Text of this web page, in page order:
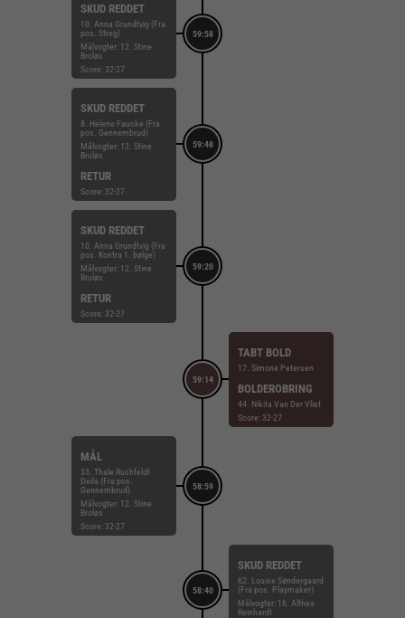
59:58
SKUD REDDET
10. Anna Grundtvig (Fra
pos. Streg)
Målvogter: 12. Stine
Broløs
Score: 32-27
59:48
SKUD REDDET
8. Helene Fauske (Fra
pos. Gennembrud)
Målvogter: 12. Stine
Broløs
RETUR
Score: 32-27
59:20
SKUD REDDET
10. Anna Grundtvig (Fra
pos. Kontra 1. bølge)
Målvogter: 12. Stine
Broløs
RETUR
Score: 32-27
59:14
TABT BOLD
17. Simone Petersen
BOLDEROBRING
44. Nikita Van Der Vliet
Score: 32-27
58:59
MÅL
33. Thale Rushfeldt
Deila (Fra pos.
Gennembrud)
Målvogter: 12. Stine
Broløs
Score: 32-27
58:40
SKUD REDDET
62. Louise Søndergaard
(Fra pos. Playmaker)
Målvogter: 16. Althea
Reinhardt